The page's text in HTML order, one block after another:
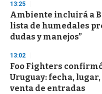
13:25
Ambiente incluirá a
lista de humedales
dudas y manejos”
13:02
Foo Fighters
Uruguay: fecha,
venta de entradas